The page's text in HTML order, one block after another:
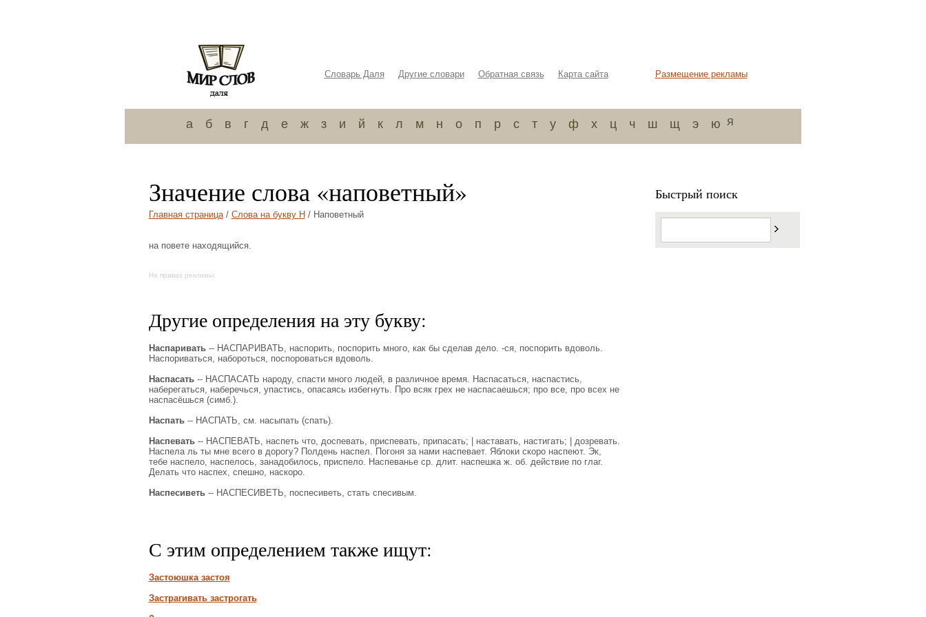
Словарь Даля Другие словари Обратная связь Карта сайта Размещение рекламы
а б в г д е ж з и й к л м н о п р с т у ф х ц ч ш щ э ю я
Значение слова «наповетный»
Главная страница/ Слова на букву Н / Наповетный
на повете находящийся.
На правах рекламы:
Другие определения на эту букву:
Наспаривать-- НАСПАРИВАТЬ, наспорить, поспорить много, как бы сделав дело. -ся, поспорить вдоволь.
Наспориваться, набороться, поспороваться вдоволь.
Наспасать-- НАСПАСАТЬ народу, спасти много людей, в различное время. Наспасаться, наспастись,
наберегаться, наберечься, упастись, опасаясь избегнуть. Про всяк грех не наспасаешься; про все, про всех не
наспасёшься (симб.).
Наспать-- НАСПАТЬ, см. насыпать (спать).
Наспевать-- НАСПЕВАТЬ, наспеть что, доспевать, приспевать, припасать; | наставать, настигать; | дозревать.
Наспела ль ты мне всего в дорогу? Полдень наспел. Погоня за нами наспевает. Яблоки скоро наспеют. Эк,
тебе наспело, наспелось, занадобилось, приспело. Наспеванье ср. длит. наспешка ж. об. действие по глаг.
Делать что наспех, спешно, наскоро.
Наспесиветь-- НАСПЕСИВЕТЬ, поспесиветь, стать спесивым.
С этим определением также ищут:
Застоюшка застоя
Застрагивать застрогать
Быстрый поиск